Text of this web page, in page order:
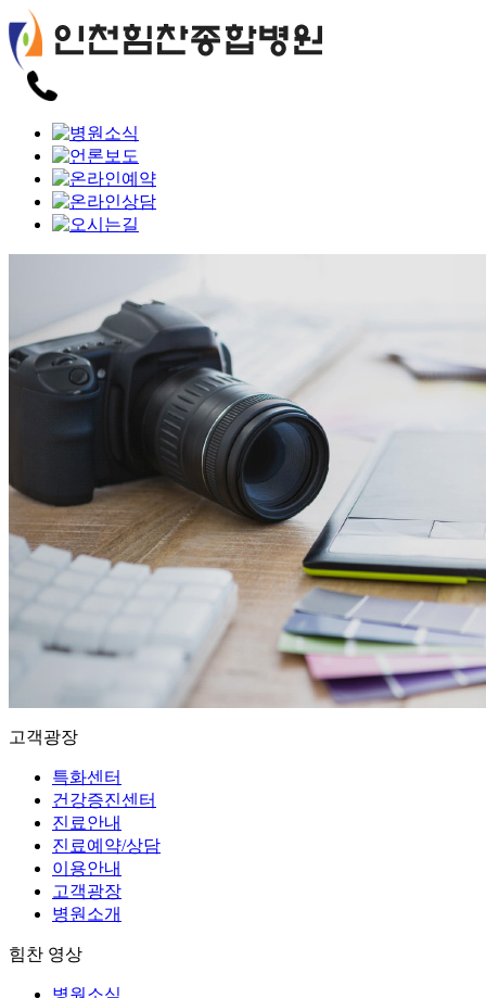
고객광장
특화센터
건강증진센터
진료안내
진료예약/상담
이용안내
고객광장
병원소개
힘찬 영상
병원소식